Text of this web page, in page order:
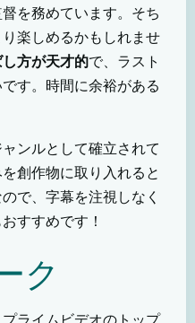
を務めています。そち
楽しめるかもしれませ
方が天才的で、ラスト
す。時間に余裕がある
ンルとして確立されて
創作物に取り入れると
で、字幕を注視しなく
すすめです！
ク